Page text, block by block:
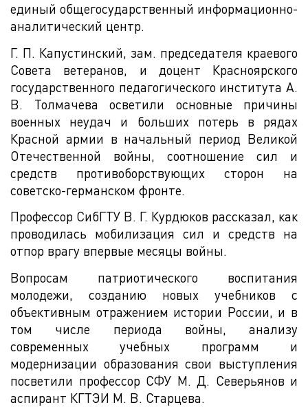
единый общегосударственный информационно-
аналитический центр.
Г. П. Капустинский, зам. председателя краевого
Совета ветеранов, и доцент Красноярского
государственного педагогического института А.
В. Толмачева осветили основные причины
военных неудач и больших потерь в рядах
Красной армии в начальный период Великой
Отечественной войны, соотношение сил и
средств противоборствующих сторон на
советско-германском фронте.
Профессор СибГТУ В. Г. Курдюков рассказал, как
проводилась мобилизация сил и средств на
отпор врагу впервые месяцы войны.
Вопросам патриотического воспитания
молодежи, созданию новых учебников с
объективным отражением истории России, и в
том числе периода войны, анализу
современных учебных программ и
модернизации образования свои выступления
посветили профессор СФУ М. Д. Северьянов и
аспирант КГТЭИ М. В. Старцева.